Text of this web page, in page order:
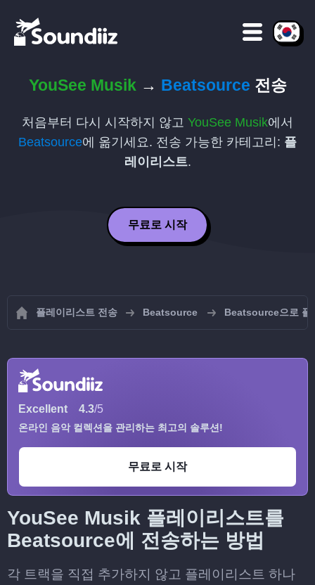
YouSee Musik → Beatsource 전송
처음부터 다시 시작하지 않고 YouSee Musik에서
Beatsource에 옮기세요. 전송 가능한 카테고리: 플
레이리스트.
무료로 시작
플레이리스트 전송 Beatsource Beatsource으로 플
Excellent 4.3/5
온라인 음악 컬렉션을 관리하는 최고의 솔루션!
무료로 시작
YouSee Musik 플레이리스트를
Beatsource에 전송하는 방법
각 트랙을 직접 추가하지 않고 플레이리스트 하나